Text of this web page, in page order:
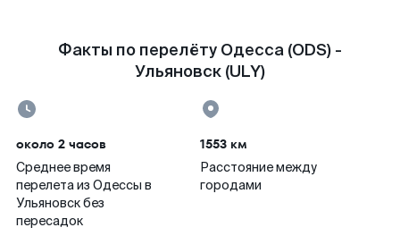
Факты по перелёту Одесса (ODS) -
Ульяновск (ULY)
около 2 часов
Среднее время
перелета из Одессы в
Ульяновск без
пересадок
1553 км
Расстояние между
городами